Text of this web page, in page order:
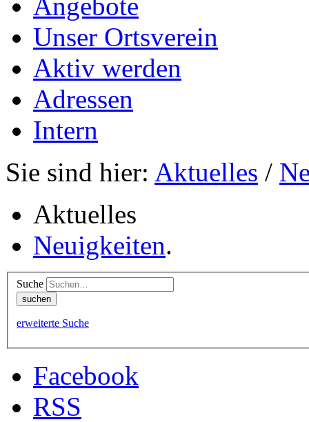
Unser Ortsverein
Aktiv werden
Adressen
Intern
Sie sind hier: Aktuelles /
Aktuelles
Neuigkeiten.
Suche
erweiterte Suche
Facebook
RSS